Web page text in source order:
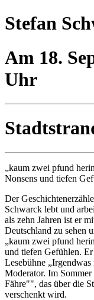
Stefan
Am 18.
Uhr
„kaum zwei pfund
Nonsens und tiefen
Der
Schwarck lebt und
als zehn Jahren ist er
Deutschland zu sehen
„kaum zwei pfund
und tiefen Gefühlen.
Lesebühne
Moderator. Im
Fähre"", das über die
verschenkt wird.